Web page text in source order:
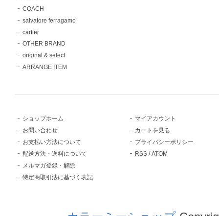
COACH
salvatore ferragamo
cartier
OTHER BRAND
original & select
ARRANGE ITEM
ショップホーム
お問い合わせ
お支払い方法について
配送方法・送料について
メルマガ登録・解除
特定商取引法に基づく表記
マイアカウント
カートを見る
プライバシーポリシー
RSS /ATOM